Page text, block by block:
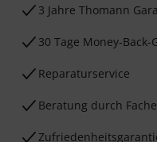
3 Jahre Thomann
30 Tage Money-Back-
Reparaturservice
Beratung durch